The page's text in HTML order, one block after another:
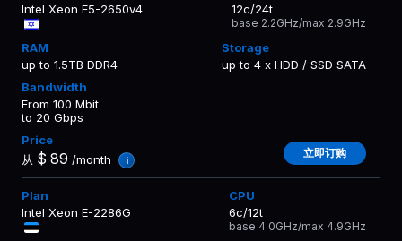
Intel Xeon E5-2650v4 12c/24t
base 2.2GHz/max 2.9GHz
up to 1.5TB DDR4 up to 4 x HDD / SSD SATA
From 100 Mbit
to 20 Gbps
从 $ 89 /month i
立即订购
Intel Xeon E-2286G 6c/12t
base 4.0GHz/max 4.9GHz